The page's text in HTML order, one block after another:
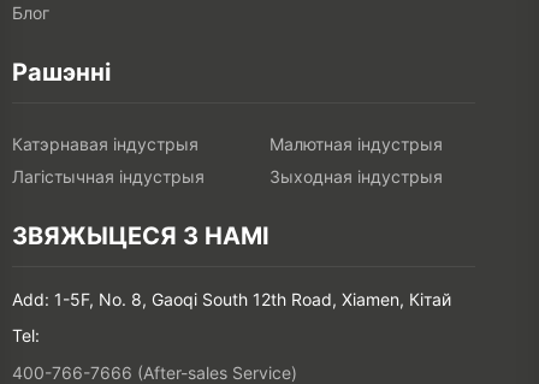
Блог
Рашэнні
Катэрнавая індустрыя
Малютная індустрыя
Лагістычная індустрыя
Зыходная індустрыя
ЗВЯЖЫЦЕСЯ З НАМІ
Add: 1-5F, No. 8, Gaoqi South 12th Road, Xiamen, Кітай
Tel:
400-766-7666 (After-sales Service)